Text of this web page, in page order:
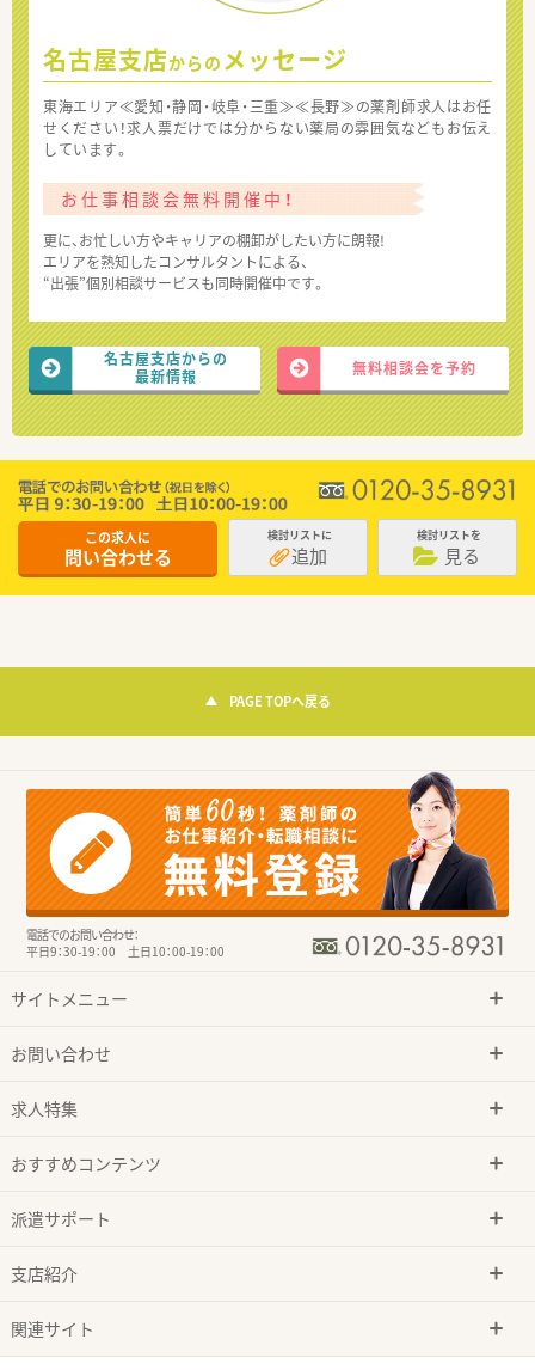
名古屋支店からの メッセージ
東海エリア≪愛知・静岡・岐阜・三重≫≪長野≫の薬剤師求人はお任
せください！求人票だけでは分からない薬局の雰囲気などもお伝え
しています。
お仕事相談会無料開催中！
更に、お忙しい方やキャリアの棚卸がしたい方に朗報!
エリアを熟知したコンサルタントによる、
“出張”個別相談サービスも同時開催中です。
名古屋支店からの
最新情報
無料相談会を予約
この求人に
問い合わせる
検討リストに
追加
検討リストを
見る
PAGE TOPへ戻る
電話でのお問い合わせ：
平日9：30-19：00 土日10：00-19：00
サイトメニュー
お問い合わせ
求人特集
おすすめコンテンツ
派遣サポート
支店紹介
関連サイト